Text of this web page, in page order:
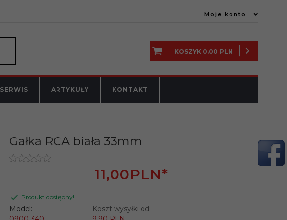
Moje konto
KOSZYK 0.00 PLN
SERWIS ARTYKUŁY KONTAKT
Gałka RCA biała 33mm
11,00PLN*
Produkt dostępny!
Model:
Koszt wysyłki od: